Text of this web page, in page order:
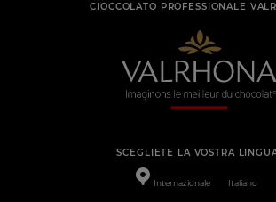
CIOCCOLATO PROFESSIONALE
SCEGLIETE LA VOSTRA
Internazionale Italiano